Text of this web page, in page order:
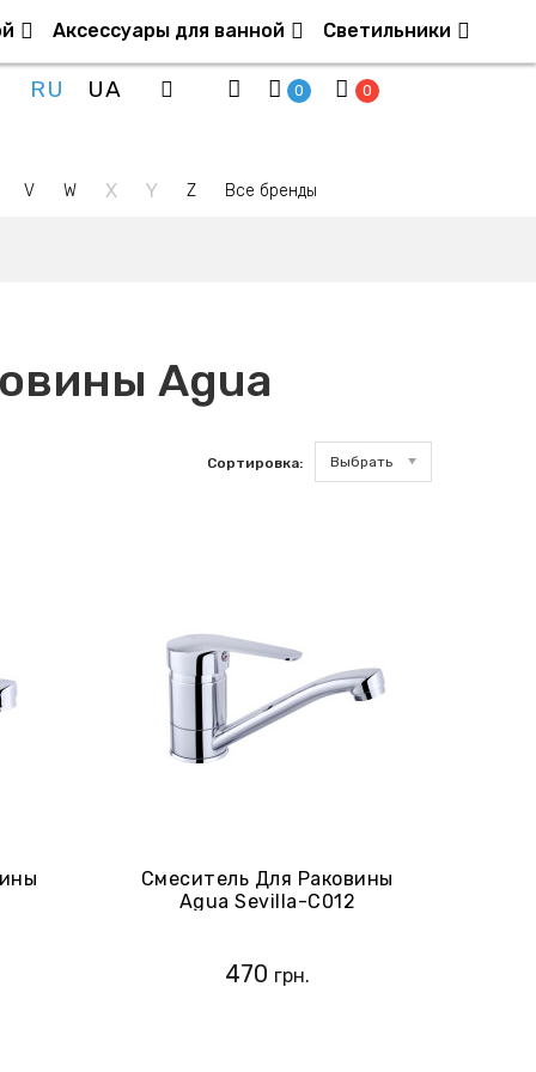
RU UA 0 0
Аксессуары для ванной Светильники
V W X Y Z Все бренды
Agua
Сортировка: Выбрать
Смеситель Для Раковины
Agua Sevilla-C012
470 грн.